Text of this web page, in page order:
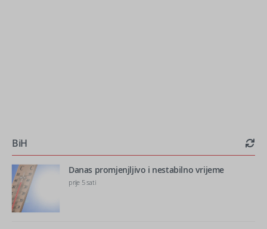
BiH
Danas promjenjljivo i nestabilno vrijeme
prije 5 sati